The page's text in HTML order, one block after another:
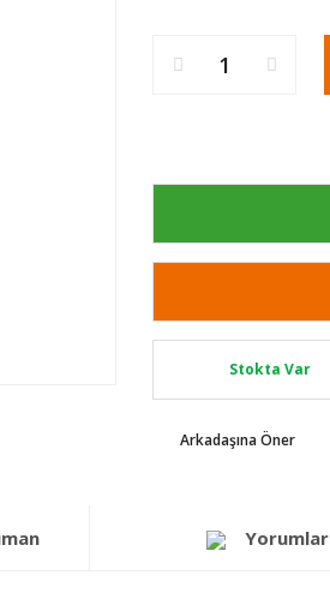
Stokta Var
Arkadaşına Öner
Yorumlar